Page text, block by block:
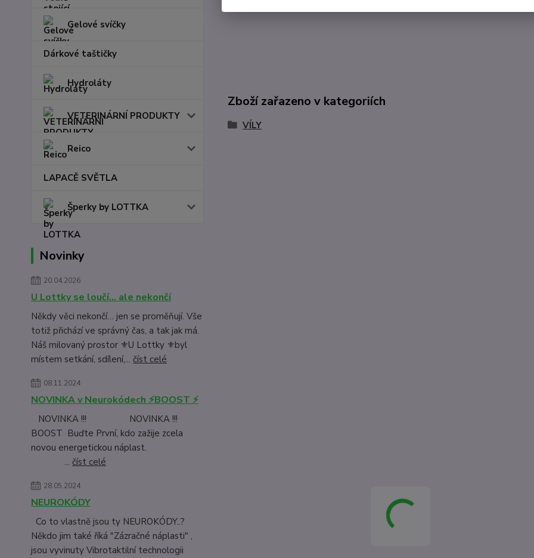
Gelové svíčky
Dárkové taštičky
Hydroláty
VETERINÁRNÍ PRODUKTY
Reico
LAPACĚ SVĚTLA
Šperky by LOTTKA
Novinky
20.04.2026
U Lottky se loučí… ale nekončí
Někdy věci nekončí… jen se proměňují. Vše
totiž přichází ve správný čas, a tak jak má.
Náš milovaný prostor ⚜️U Lottky ⚜️byl
místem setkání, sdílení,... číst celé
08.11.2024
NOVINKA v Neurokódech ⚡BOOST ⚡
NOVINKA !!! NOVINKA !!!
BOOST Buďte První, kdo zažije zcela
novou energetickou náplast.
... číst celé
28.05.2024
NEUROKÓDY
Co to vlastně jsou ty NEUROKÓDY..?
Někdo jim také říká "Zázračné náplasti" ,
jsou vyvinuty Vibrotaktilní technologii
Zboží zařazeno v kategoriích
VÍLY